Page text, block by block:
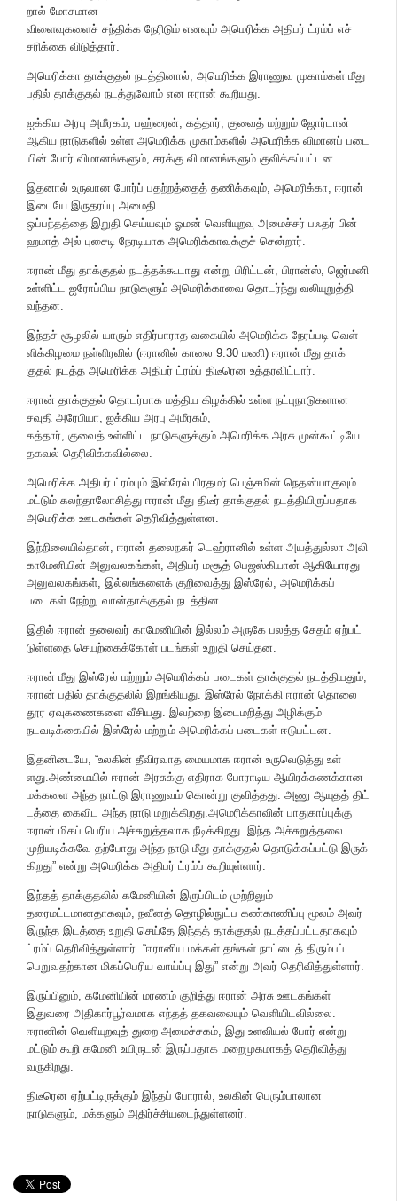
றால் மோச​மான
விளைவு​களைச் சந்​திக்க நேரிடும் எனவும் அமெரிக்க அதிபர் ட்ரம்ப் எச்​
சரிக்கை விடுத்​தார்.
அமெரிக்கா தாக்​குதல் நடத்​தி​னால், அமெரிக்க இராணுவ முகாம்கள் மீது
பதில் தாக்​குதல் நடத்​து​வோம் என ஈரான் கூறியது.
ஐக்​கிய அரபு அமீரகம், பஹ்ரைன், கத்​தார், குவைத் மற்​றும் ஜோர்​டான்
ஆகிய நாடு​களில் உள்ள அமெரிக்க முகாம்​களில் அமெரிக்க விமானப் படை​
யின் போர் விமானங்​களும், சரக்கு விமானங்​களும் குவிக்​கப்​பட்​டன.
இதனால் உருவான போர்ப் பதற்றத்தைத் தணிக்கவும், அமெரிக்​கா, ஈரான்
இடையே இருதரப்பு அமைதி
ஒப்​பந்​தத்தை இறுதி செய்யவும் ஓமன் வெளி​யுறவு அமைச்​சர் பஃதர் பின்
ஹமாத் அல் புசைடி நேரடி​யாக அமெரிக்கா​வுக்குச் சென்​றார்.
ஈரான் மீது தாக்​குதல் நடத்​தக்​கூ​டாது என்று பிரிட்​டன், பிரான்​ஸ், ஜெர்​மனி
உள்ளிட்ட ஐரோப்​பிய நாடுகளும் அமெரிக்​காவை தொடர்ந்து வலி​யுறுத்தி
வந்​தன.
இந்தச் சூழலில் யாரும் எதிர்​பா​ராத வகை​யில் அமெரிக்க நேரப்​படி வெள்​
ளிக்​கிழமை நள்​ளிர​வில் (ஈரானில் காலை 9.30 மணி) ஈரான் மீது தாக்​
குதல் நடத்த அமெரிக்க அதிபர் ட்ரம்ப் திடீரென உத்​தர​விட்​டார்.
ஈரான் தாக்​குதல் தொடர்​பாக மத்​திய கிழக்​கில் உள்ள நட்புநாடு​களான
சவுதி அரேபி​யா, ஐக்​கிய அரபு அமீரகம்,
கத்​தார், குவைத் உள்ளிட்ட நாடு​களுக்​கும் அமெரிக்க அரசு முன்​கூட்​டியே
தகவல் தெரிவிக்​க​வில்​லை.
அமெரிக்க அதிபர் ட்ரம்​பும் இஸ்​ரேல் பிரதமர் பெஞ்​சமின் நெதன்​யாகு​வும்
மட்​டும் கலந்​தாலோ​சித்து ஈரான் மீது திடீர் தாக்​குதல் நடத்​தி​யிருப்​ப​தாக
அமெரிக்க ஊடகங்​கள் தெரிவித்துள்​ளன.
இந்​நிலை​யில்தான், ஈரான் தலைநகர் டெஹ்​ரானில் உள்ள அயத்துல்லா அலி
காமேனி​யின் அலு​வல​கங்​கள், அதிபர் மசூத் பெஜஸ்​கி​யான் ஆகியோரது
அலு​வல​கங்​கள், இல்​லங்​களைக் குறி​வைத்து இஸ்​ரேல், அமெரிக்கப்
படைகள் நேற்று வான்தாக்​குதல் நடத்​தின.
இதில் ஈரான் தலைவர் காமேனி​யின் இல்​லம் அருகே பலத்த சேதம் ஏற்​பட்​
டுள்​ளதை செயற்​கைக்கோள் படங்​கள் உறுதி செய்​தன.
ஈரான் மீது இஸ்​ரேல் மற்​றும் அமெரிக்​கப் படைகள் தாக்​குதல் நடத்​தி​யதும்,
ஈரான் பதில் தாக்​குதலில் இறங்​கியது. இஸ்​ரேல் நோக்கி ஈரான் தொலை​
தூர ஏவு​கணை​களை வீசி​யது. இவற்றை இடைமறித்து அழிக்​கும்
நடவடிக்​கை​யில் இஸ்​ரேல் மற்​றும் அமெரிக்​கப் படைகள் ஈடு​பட்​டன.
இதனிடையே, “உலகின் தீவிர​வாத மைய​மாக ஈரான் உரு​வெடுத்து உள்​
ளது.அண்​மை​யில் ஈரான் அரசுக்கு எதி​ராக போராடிய ஆயிரக்கணக்​கான
மக்​களை அந்த நாட்டு இராணுவம் கொன்று குவித்​தது. அணு ஆயுதத் திட்​
டத்தை கைவிட அந்த நாடு மறுக்​கிறது.அமெரிக்​கா​வின் பாது​காப்​புக்கு
ஈரான் மிகப் பெரிய அச்​சுறுத்​தலாக நீடிக்​கிறது. இந்த அச்​சுறுத்​தலை
முறியடிக்​கவே தற்​போது அந்த நாடு மீது தாக்​குதல் தொடுக்​கப்​பட்டு இருக்​
கிறது” என்று அமெரிக்க அதிபர் ட்ரம்ப் கூறியுள்ளார்.
இந்தத் தாக்குதலில் கமேனியின் இருப்பிடம் முற்றிலும்
தரைமட்டமானதாகவும், நவீனத் தொழில்நுட்ப கண்காணிப்பு மூலம் அவர்
இருந்த இடத்தை உறுதி செய்தே இந்தத் தாக்குதல் நடத்தப்பட்டதாகவும்
ட்ரம்ப் தெரிவித்துள்ளார். “ஈரானிய மக்கள் தங்கள் நாட்டைத் திரும்பப்
பெறுவதற்கான மிகப்பெரிய வாய்ப்பு இது” என்று அவர் தெரிவித்துள்ளார்.
இருப்பினும், கமேனியின் மரணம் குறித்து ஈரான் அரசு ஊடகங்கள்
இதுவரை அதிகார்பூர்வமாக எந்தத் தகவலையும் வெளியிடவில்லை.
ஈரானின் வெளியுறவுத் துறை அமைச்சகம், இது உளவியல் போர் என்று
மட்டும் கூறி கமேனி உயிருடன் இருப்பதாக மறைமுகமாகத் தெரிவித்து
வருகிறது.
திடீரென ஏற்பட்டிருக்கும் இந்தப் போரால், உலகின் பெரும்பாலான
நாடுகளும், மக்களும் அதிர்ச்சியடைந்துள்ளனர்.